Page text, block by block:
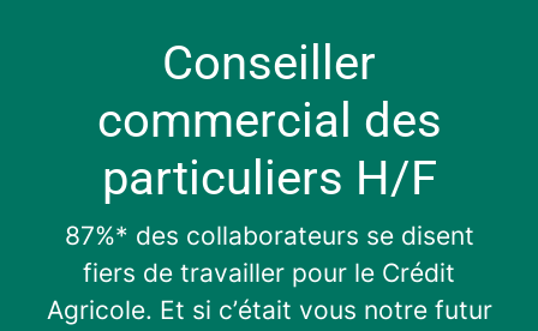
Conseiller
commercial des
particuliers H/F
87%* des collaborateurs se disent
fiers de travailler pour le Crédit
Agricole. Et si c’était vous notre futur